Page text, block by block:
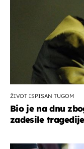
ŽIVOT ISPISAN TUGOM
Bio je na dnu
zadesile